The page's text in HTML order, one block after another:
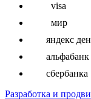
visa
мир
яндекс
альфабанк
сбербанка
Разработка и